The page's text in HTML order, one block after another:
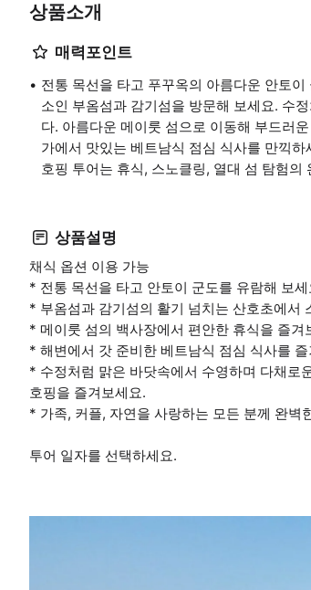
상품소개
매력포인트
전통 목선을 타고 푸꾸옥의 아름다운 안토
소인 부옴섬과 감기섬을 방문해 보세요. 수
다. 아름다운 메이룻 섬으로 이동해 부드러
가에서 맛있는 베트남식 점심 식사를 만끽
호핑 투어는 휴식, 스노클링, 열대 섬 탐험의
상품설명
채식 옵션 이용 가능
* 전통 목선을 타고 안토이 군도를 유람해 보세
* 부옴섬과 감기섬의 활기 넘치는 산호초에서
* 메이룻 섬의 백사장에서 편안한 휴식을 즐겨
* 해변에서 갓 준비한 베트남식 점심 식사를
* 수정처럼 맑은 바닷속에서 수영하며 다채로
호핑을 즐겨보세요.
* 가족, 커플, 자연을 사랑하는 모든 분께 완벽
투어 일자를 선택하세요.